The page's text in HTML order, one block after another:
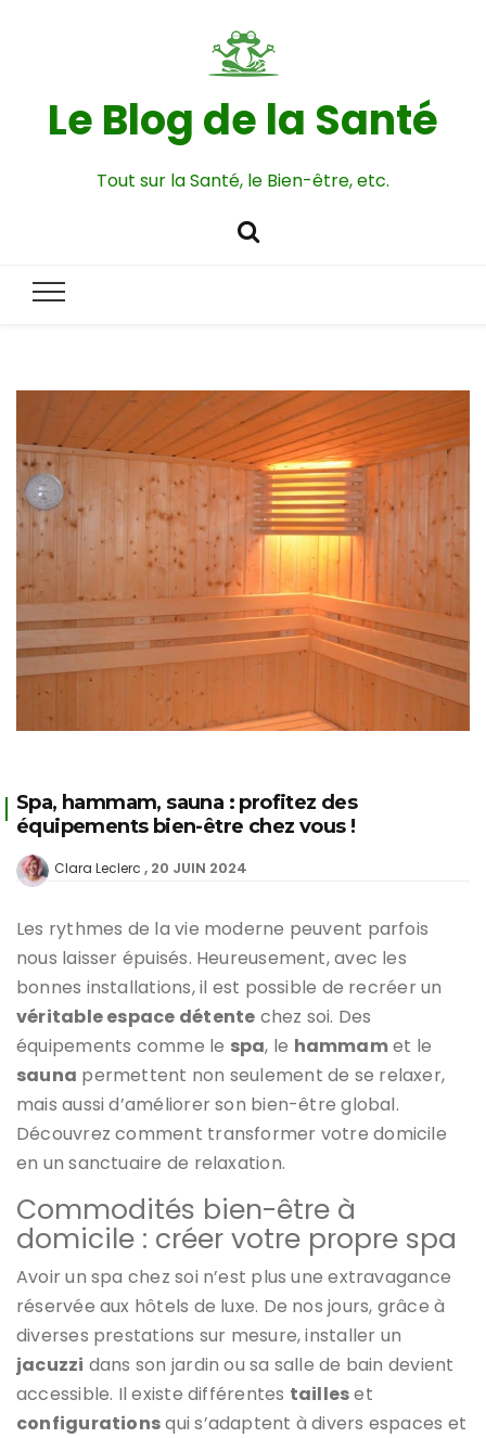
Le Blog de la Santé
Tout sur la Santé, le Bien-être, etc.
Spa, hammam, sauna : profitez des
équipements bien-être chez vous !
Clara Leclerc 20 JUIN 2024
Les rythmes de la vie moderne peuvent parfois
nous laisser épuisés. Heureusement, avec les
bonnes installations, il est possible de recréer un
véritable espace détente chez soi. Des
équipements comme le spa, le hammamet le
sauna permettent non seulement de se relaxer,
mais aussi d’améliorer son bien-être global.
Découvrez comment transformer votre domicile
en un sanctuaire de relaxation.
Commodités bien-être à
domicile : créer votre propre spa
Avoir un spa chez soi n’est plus une extravagance
réservée aux hôtels de luxe. De nos jours, grâce à
diverses prestations sur mesure, installer un
jacuzzi dans son jardin ou sa salle de bain devient
accessible. Il existe différentes tailleset
configurationsqui s’adaptent à divers espaces et